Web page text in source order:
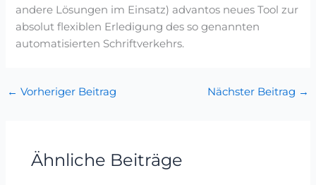
andere Lösungen im Einsatz) advantos neues Tool zur
absolut flexiblen Erledigung des so genannten
automatisierten Schriftverkehrs.
← Vorheriger Beitrag Nächster Beitrag →
Ähnliche Beiträge